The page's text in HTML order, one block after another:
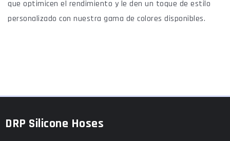
que optimicen el rendimiento y le den un toque de estilo
personalizado con nuestra gama de colores disponibles.
DRP Silicone Hoses